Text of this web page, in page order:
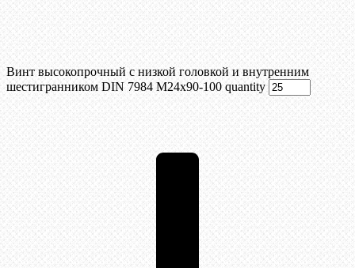
Винт высокопрочный с низкой головкой и внутренним
шестигранником DIN 7984 М24х90-100 quantity